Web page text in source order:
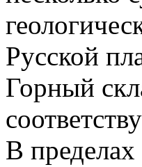
Русской
Горный
В